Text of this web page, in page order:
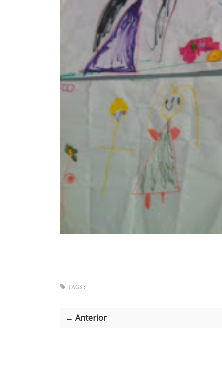
TAGS :
← Anterior